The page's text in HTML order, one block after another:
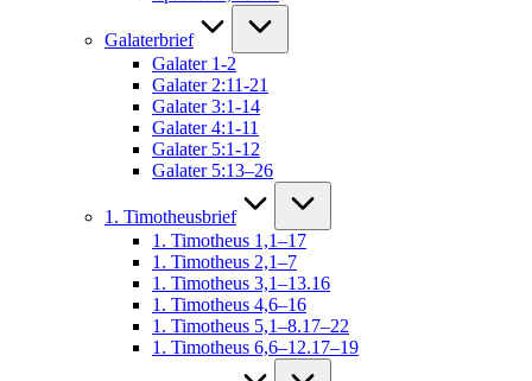
Galaterbrief
Galater 1-2
Galater 2:11-21
Galater 3:1-14
Galater 4:1-11
Galater 5:1-12
Galater 5:13–26
1. Timotheusbrief
1. Timotheus 1,1–17
1. Timotheus 2,1–7
1. Timotheus 3,1–13.16
1. Timotheus 4,6–16
1. Timotheus 5,1–8.17–22
1. Timotheus 6,6–12.17–19